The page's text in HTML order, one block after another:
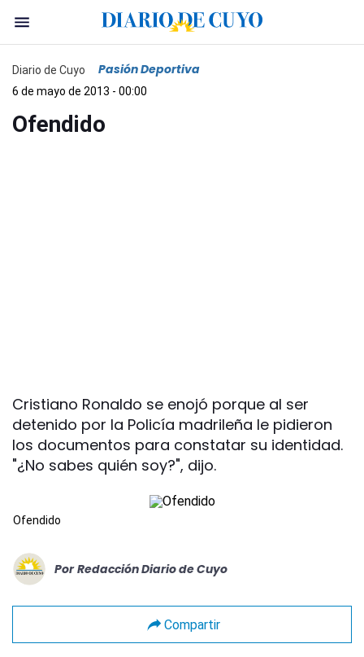
Diario de Cuyo Pasión Deportiva
6 de mayo de 2013 - 00:00
Ofendido
Cristiano Ronaldo se enojó porque al ser
detenido por la Policía madrileña le pidieron
los documentos para constatar su identidad.
"¿No sabes quién soy?", dijo.
Ofendido
Por Redacción Diario de Cuyo
Compartir